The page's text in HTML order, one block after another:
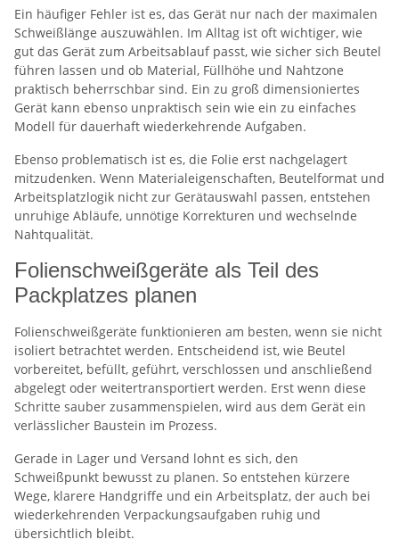
Ein häufiger Fehler ist es, das Gerät nur nach der maximalen
Schweißlänge auszuwählen. Im Alltag ist oft wichtiger, wie
gut das Gerät zum Arbeitsablauf passt, wie sicher sich Beutel
führen lassen und ob Material, Füllhöhe und Nahtzone
praktisch beherrschbar sind. Ein zu groß dimensioniertes
Gerät kann ebenso unpraktisch sein wie ein zu einfaches
Modell für dauerhaft wiederkehrende Aufgaben.
Ebenso problematisch ist es, die Folie erst nachgelagert
mitzudenken. Wenn Materialeigenschaften, Beutelformat und
Arbeitsplatzlogik nicht zur Gerätauswahl passen, entstehen
unruhige Abläufe, unnötige Korrekturen und wechselnde
Nahtqualität.
Folienschweißgeräte als Teil des
Packplatzes planen
Folienschweißgeräte funktionieren am besten, wenn sie nicht
isoliert betrachtet werden. Entscheidend ist, wie Beutel
vorbereitet, befüllt, geführt, verschlossen und anschließend
abgelegt oder weitertransportiert werden. Erst wenn diese
Schritte sauber zusammenspielen, wird aus dem Gerät ein
verlässlicher Baustein im Prozess.
Gerade in Lager und Versand lohnt es sich, den
Schweißpunkt bewusst zu planen. So entstehen kürzere
Wege, klarere Handgriffe und ein Arbeitsplatz, der auch bei
wiederkehrenden Verpackungsaufgaben ruhig und
übersichtlich bleibt.